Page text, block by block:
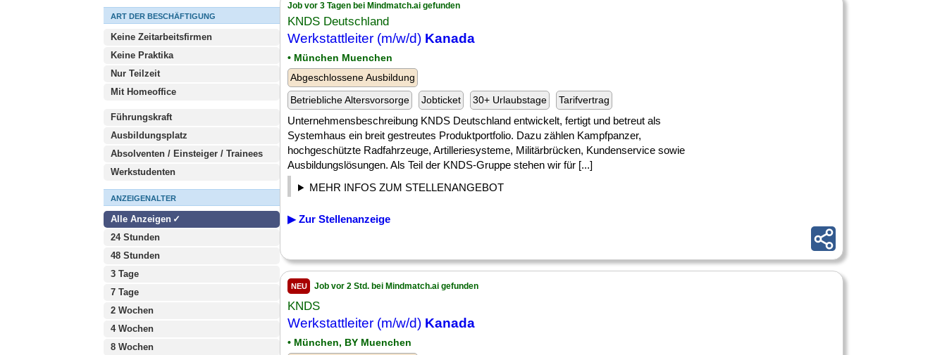
ART DER BESCHÄFTIGUNG
Keine Zeitarbeitsfirmen
Keine Praktika
Nur Teilzeit
Mit Homeoffice
Führungskraft
Ausbildungsplatz
Absolventen / Einsteiger / Trainees
Werkstudenten
ANZEIGENALTER
Alle Anzeigen
24 Stunden
48 Stunden
3 Tage
7 Tage
2 Wochen
4 Wochen
8 Wochen
Job vor 3 Tagen bei Mindmatch.ai gefunden
KNDS Deutschland
Werkstattleiter (m/w/d) Kanada
• München Muenchen
Abgeschlossene Ausbildung
Betriebliche Altersvorsorge
Jobticket 30+ Urlaubstage Tarifvertrag
Unternehmensbeschreibung KNDS Deutschland entwickelt, fertigt und betreut als
Systemhaus ein breit gestreutes Produktportfolio. Dazu zählen Kampfpanzer,
hochgeschützte Radfahrzeuge, Artilleriesysteme, Militärbrücken, Kundenservice sowie
Ausbildungslösungen. Als Teil der KNDS-Gruppe stehen wir für [...]
MEHR INFOS ZUM STELLENANGEBOT
▶ Zur Stellenanzeige
NEU Job vor 2 Std. bei Mindmatch.ai gefunden
KNDS
Werkstattleiter (m/w/d) Kanada
• München, BY Muenchen